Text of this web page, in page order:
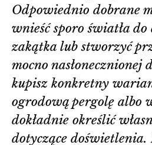
Odpowiednio dobrane
wnieść sporo światła do
zakątka lub stworzyć
mocno nasłonecznionej
kupisz konkretny
ogrodową pergolę albo
dokładnie określić
dotyczące